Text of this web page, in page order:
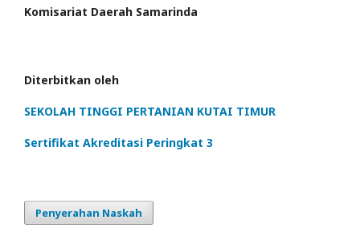
Komisariat Daerah Samarinda
Diterbitkan oleh
SEKOLAH TINGGI PERTANIAN KUTAI TIMUR
Sertifikat Akreditasi Peringkat 3
Penyerahan Naskah